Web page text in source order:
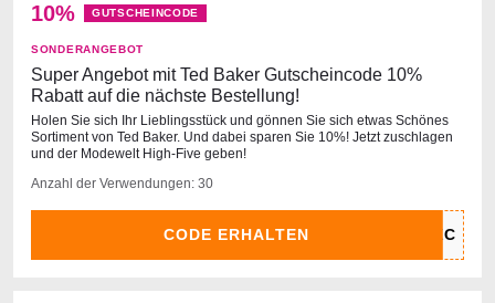
10% GUTSCHEINCODE
SONDERANGEBOT
Super Angebot mit Ted Baker Gutscheincode 10%
Rabatt auf die nächste Bestellung!
Holen Sie sich Ihr Lieblingsstück und gönnen Sie sich etwas Schönes
Sortiment von Ted Baker. Und dabei sparen Sie 10%! Jetzt zuschlagen
und der Modewelt High-Five geben!
Anzahl der Verwendungen: 30
CODE ERHALTEN